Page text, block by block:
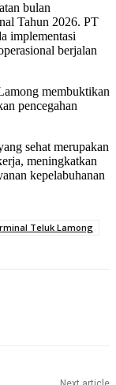
bulan
Tahun 2026. PT
implementasi
berjalan
membuktikan
pencegahan
sehat merupakan
meningkatkan
kepelabuhanan
Teluk Lamong